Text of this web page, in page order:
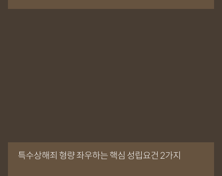
특수상해죄 형량 좌우하는 핵심 성립요건 2가지